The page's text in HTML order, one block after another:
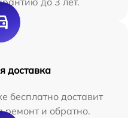
доставка
бесплатно доставит
ремонт и обратно.